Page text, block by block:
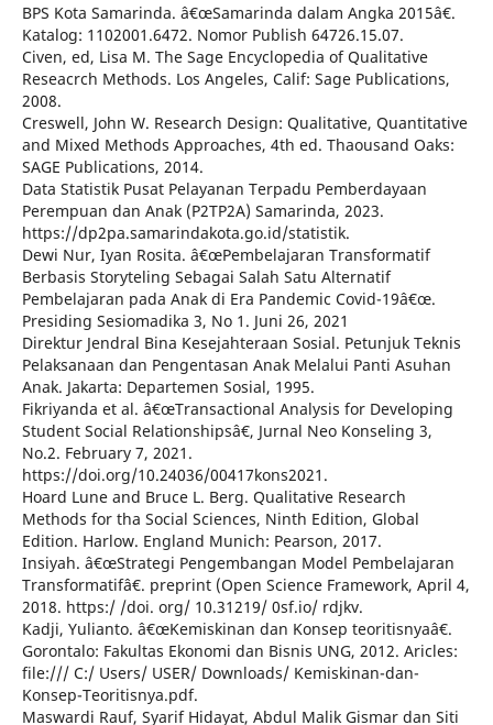
BPS Kota Samarinda. â€œSamarinda dalam Angka 2015â€.
Katalog: 1102001.6472. Nomor Publish 64726.15.07.
Civen, ed, Lisa M. The Sage Encyclopedia of Qualitative
Reseacrch Methods. Los Angeles, Calif: Sage Publications,
2008.
Creswell, John W. Research Design: Qualitative, Quantitative
and Mixed Methods Approaches, 4th ed. Thaousand Oaks:
SAGE Publications, 2014.
Data Statistik Pusat Pelayanan Terpadu Pemberdayaan
Perempuan dan Anak (P2TP2A) Samarinda, 2023.
https://dp2pa.samarindakota.go.id/statistik.
Dewi Nur, Iyan Rosita. â€œPembelajaran Transformatif
Berbasis Storyteling Sebagai Salah Satu Alternatif
Pembelajaran pada Anak di Era Pandemic Covid-19â€œ.
Presiding Sesiomadika 3, No 1. Juni 26, 2021
Direktur Jendral Bina Kesejahteraan Sosial. Petunjuk Teknis
Pelaksanaan dan Pengentasan Anak Melalui Panti Asuhan
Anak. Jakarta: Departemen Sosial, 1995.
Fikriyanda et al. â€œTransactional Analysis for Developing
Student Social Relationshipsâ€, Jurnal Neo Konseling 3,
No.2. February 7, 2021.
https://doi.org/10.24036/00417kons2021.
Hoard Lune and Bruce L. Berg. Qualitative Research
Methods for tha Social Sciences, Ninth Edition, Global
Edition. Harlow. England Munich: Pearson, 2017.
Insiyah. â€œStrategi Pengembangan Model Pembelajaran
Transformatifâ€. preprint (Open Science Framework, April 4,
2018. https:/ /doi. org/ 10.31219/ 0sf.io/ rdjkv.
Kadji, Yulianto. â€œKemiskinan dan Konsep teoritisnyaâ€.
Gorontalo: Fakultas Ekonomi dan Bisnis UNG, 2012. Aricles:
file:/// C:/ Users/ USER/ Downloads/ Kemiskinan-dan-
Konsep-Teoritisnya.pdf.
Maswardi Rauf, Syarif Hidayat, Abdul Malik Gismar dan Siti